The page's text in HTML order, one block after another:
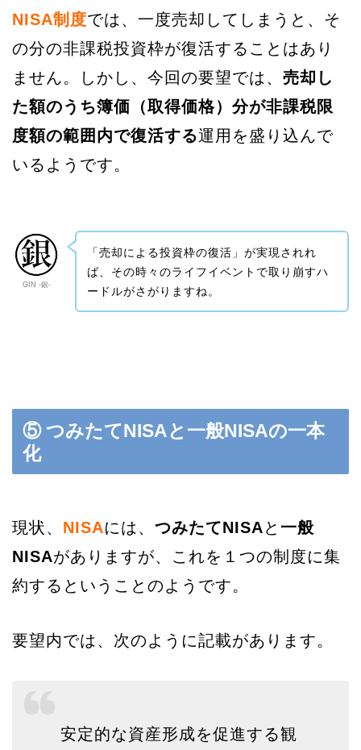
NISA制度では、一度売却してしまうと、そ
の分の非課税投資枠が復活することはあり
ません。しかし、今回の要望では、 売却し
た額のうち簿価（取得価格）分が非課税限
度額の範囲内で復活する運用を盛り込んで
いるようです。
GIN -銀-
「売却による投資枠の復活」が実現されれ
ば、その時々のライフイベントで取り崩すハ
ードルがさがりますね。
⑤ つみたてNISAと一般NISAの一本
化
現状、 NISAには、 つみたてNISAと 一般
NISAがありますが、これを１つの制度に集
約するということのようです。
要望内では、次のように記載があります。
安定的な資産形成を促進する観